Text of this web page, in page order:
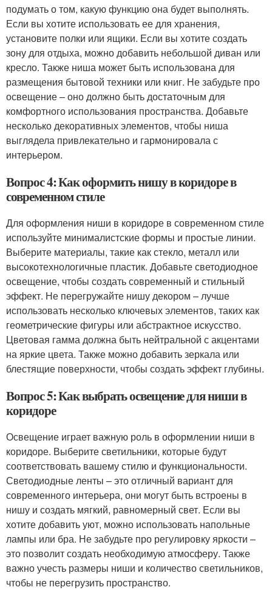
подумать о том, какую функцию она будет выполнять.
Если вы хотите использовать ее для хранения,
установите полки или ящики. Если вы хотите создать
зону для отдыха, можно добавить небольшой диван или
кресло. Также ниша может быть использована для
размещения бытовой техники или книг. Не забудьте про
освещение – оно должно быть достаточным для
комфортного использования пространства. Добавьте
несколько декоративных элементов, чтобы ниша
выглядела привлекательно и гармонировала с
интерьером.
Вопрос 4: Как оформить нишу в коридоре в
современном стиле
Для оформления ниши в коридоре в современном стиле
используйте минималистские формы и простые линии.
Выберите материалы, такие как стекло, металл или
высокотехнологичные пластик. Добавьте светодиодное
освещение, чтобы создать современный и стильный
эффект. Не перегружайте нишу декором – лучше
использовать несколько ключевых элементов, таких как
геометрические фигуры или абстрактное искусство.
Цветовая гамма должна быть нейтральной с акцентами
на яркие цвета. Также можно добавить зеркала или
блестящие поверхности, чтобы создать эффект глубины.
Вопрос 5: Как выбрать освещение для ниши в
коридоре
Освещение играет важную роль в оформлении ниши в
коридоре. Выберите светильники, которые будут
соответствовать вашему стилю и функциональности.
Светодиодные ленты – это отличный вариант для
современного интерьера, они могут быть встроены в
нишу и создать мягкий, равномерный свет. Если вы
хотите добавить уют, можно использовать напольные
лампы или бра. Не забудьте про регулировку яркости –
это позволит создать необходимую атмосферу. Также
важно учесть размеры ниши и количество светильников,
чтобы не перегрузить пространство.